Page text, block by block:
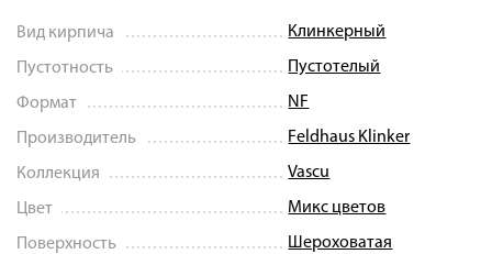
Вид кирпича Клинкерный
Пустотность Пустотелый
Формат NF
Производитель Feldhaus Klinker
Коллекция Vascu
Цвет Микс цветов
Поверхность Шероховатая